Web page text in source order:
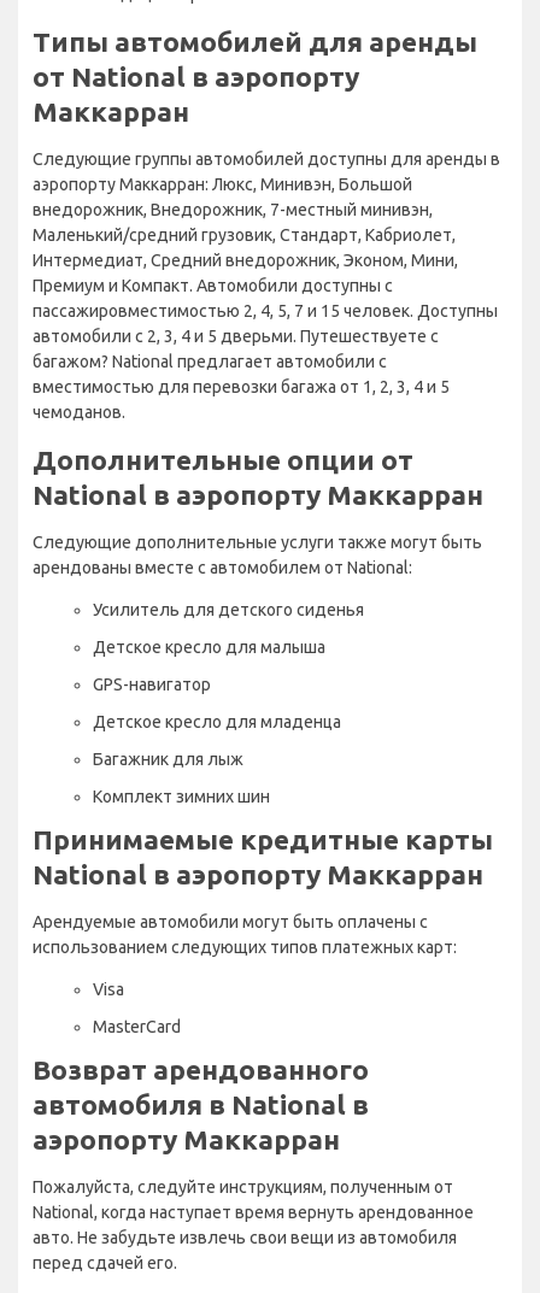
Типы автомобилей для аренды
от National в аэропорту
Маккарран
Следующие группы автомобилей доступны для аренды в
аэропорту Маккарран: Люкс, Минивэн, Большой
внедорожник, Внедорожник, 7-местный минивэн,
Маленький/средний грузовик, Стандарт, Кабриолет,
Интермедиат, Средний внедорожник, Эконом, Мини,
Премиум и Компакт. Автомобили доступны с
пассажировместимостью 2, 4, 5, 7 и 15 человек. Доступны
автомобили с 2, 3, 4 и 5 дверьми. Путешествуете с
багажом? National предлагает автомобили с
вместимостью для перевозки багажа от 1, 2, 3, 4 и 5
чемоданов.
Дополнительные опции от
National в аэропорту Маккарран
Следующие дополнительные услуги также могут быть
арендованы вместе с автомобилем от National:
Усилитель для детского сиденья
Детское кресло для малыша
GPS-навигатор
Детское кресло для младенца
Багажник для лыж
Комплект зимних шин
Принимаемые кредитные карты
National в аэропорту Маккарран
Арендуемые автомобили могут быть оплачены с
использованием следующих типов платежных карт:
Visa
MasterCard
Возврат арендованного
автомобиля в National в
аэропорту Маккарран
Пожалуйста, следуйте инструкциям, полученным от
National, когда наступает время вернуть арендованное
авто. Не забудьте извлечь свои вещи из автомобиля
перед сдачей его.